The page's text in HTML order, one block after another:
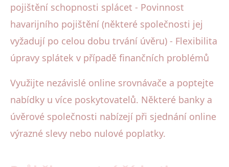
pojištění schopnosti splácet - Povinnost
havarijního pojištění (některé společnosti jej
vyžadují po celou dobu trvání úvěru) - Flexibilita
úpravy splátek v případě finančních problémů
Využijte nezávislé online srovnávače a poptejte
nabídky u více poskytovatelů. Některé banky a
úvěrové společnosti nabízejí při sjednání online
výrazné slevy nebo nulové poplatky.